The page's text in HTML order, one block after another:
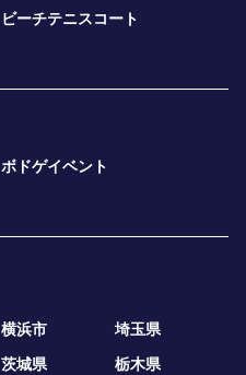
ビーチテニスコート
ボドゲイベント
横浜市
埼玉県
茨城県 栃木県